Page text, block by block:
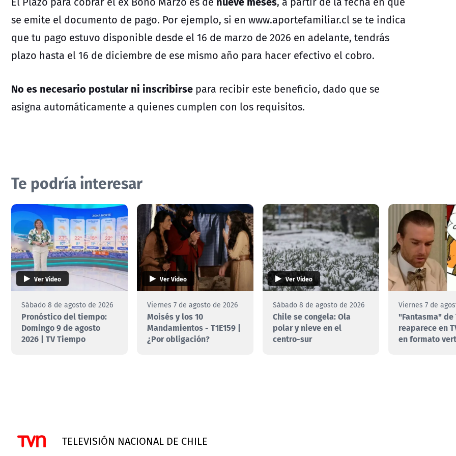
se emite el documento de pago. Por ejemplo, si en www.aportefamiliar.cl se te indica
que tu pago estuvo disponible desde el 16 de marzo de 2026 en adelante, tendrás
plazo hasta el 16 de diciembre de ese mismo año para hacer efectivo el cobro.
No es necesario postular ni inscribirse para recibir este beneficio, dado que se
asigna automáticamente a quienes cumplen con los requisitos.
Te podría interesar
Ver Video
Sábado 8 de agosto de 2026
Pronóstico del tiempo:
Domingo 9 de agosto
2026 | TV Tiempo
Ver Video
Viernes 7 de agosto de 2026
Moisés y los 10
Mandamientos - T1E159 |
¿Por obligación?
Ver Video
Sábado 8 de agosto de 2026
Chile se congela: Ola
polar y nieve en el
centro-sur
Viernes 7 de
"Fantasma" de
reaparece en
en formato
TELEVISIÓN NACIONAL DE CHILE